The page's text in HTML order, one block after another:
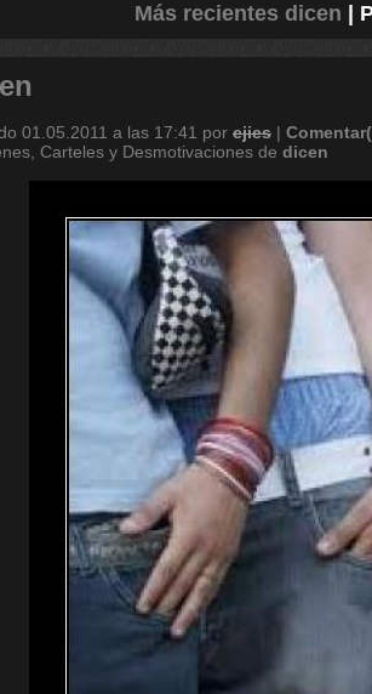
Más recientes dicen
01.05.2011 a las 17:41 por ejies |
Carteles y Desmotivaciones de dicen